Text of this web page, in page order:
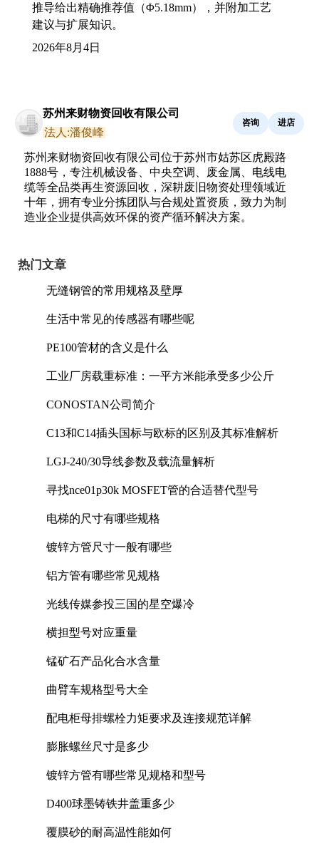
推导给出精确推荐值（Φ5.18mm），并附加工艺
建议与扩展知识。
2026年8月4日
苏州来财物资回收有限公司
法人:潘俊峰
咨询 进店
苏州来财物资回收有限公司位于苏州市姑苏区虎殿路
1888号，专注机械设备、中央空调、废金属、电线电
缆等全品类再生资源回收，深耕废旧物资处理领域近
十年，拥有专业分拣团队与合规处置资质，致力为制
造业企业提供高效环保的资产循环解决方案。
热门文章
无缝钢管的常用规格及壁厚
生活中常见的传感器有哪些呢
PE100管材的含义是什么
工业厂房载重标准：一平方米能承受多少公斤
CONOSTAN公司简介
C13和C14插头国标与欧标的区别及其标准解析
LGJ-240/30导线参数及载流量解析
寻找nce01p30k MOSFET管的合适替代型号
电梯的尺寸有哪些规格
镀锌方管尺寸一般有哪些
铝方管有哪些常见规格
光线传媒参投三国的星空爆冷
横担型号对应重量
锰矿石产品化合水含量
曲臂车规格型号大全
配电柜母排螺栓力矩要求及连接规范详解
膨胀螺丝尺寸是多少
镀锌方管有哪些常见规格和型号
D400球墨铸铁井盖重多少
覆膜砂的耐高温性能如何